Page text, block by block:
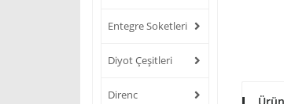
Entegre Soketleri
Diyot Çeşitleri
Direnc